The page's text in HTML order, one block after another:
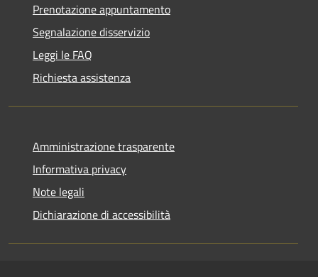
Prenotazione appuntamento
Segnalazione disservizio
Leggi le FAQ
Richiesta assistenza
Amministrazione trasparente
Informativa privacy
Note legali
Dichiarazione di accessibilità